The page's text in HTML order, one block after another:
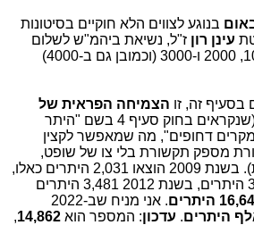
בנוגע לצווים הלא חוקיים בסיטונות
עינן רון ז"ל, נשיאת ביהמ"ש לשלום
מראשון לציון בתיקי: 1000, 2000 ו-3000 (וכמובן גם ב-4000)
בסעיף זה, זו הצמיחה הפראית של
(שנקראים בחוק סעיף 4 בשם "היתר
דחופים", מה שמאפשר לקצין
מספק תקשורת בלי צו של שופט,
לתקופה של עד 24 שעות). בשנת 2009 הוצאו 2,031 היתרים כאלו,
בשנת 2010 הוצאו 3,039 היתרים, בשנת 2012 3,481 היתרים
היתרים
. אני מניח שב-2022
. עדכון: המספר הוא 14,862
,